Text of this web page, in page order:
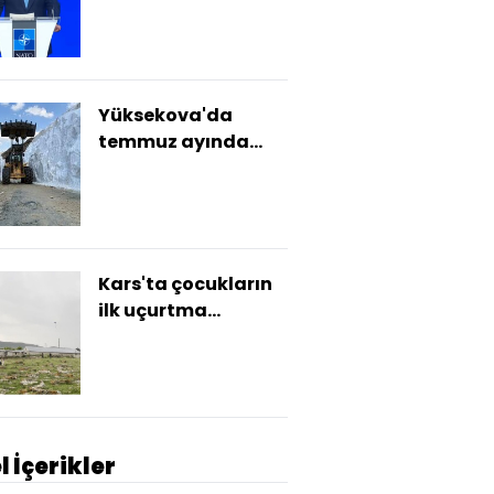
İçerikler
Yüksekova'da
temmuz ayında
Kars'ta çocukların
ilk uçurtma